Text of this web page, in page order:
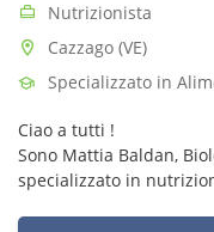
Nutrizionista
Cazzago (VE)
Specializzato in
Ciao a tutti !
Sono Mattia Baldan,
specializzato in